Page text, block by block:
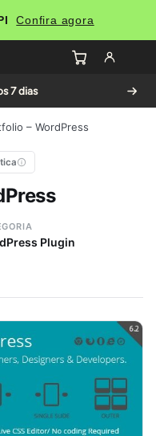
Confira agora
7 dias
– WordPress
Plugin